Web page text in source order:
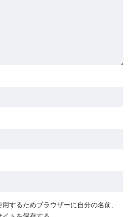
するためブラウザーに自分の名前、